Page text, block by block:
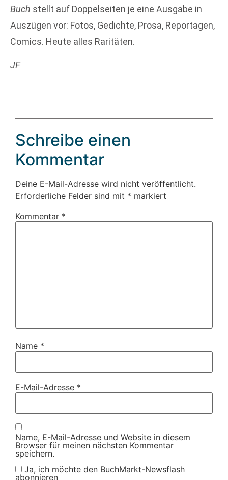
Buch stellt auf Doppelseiten je eine Ausgabe in
Auszügen vor: Fotos, Gedichte, Prosa, Reportagen,
Comics. Heute alles Raritäten.
JF
Schreibe einen
Kommentar
Deine E-Mail-Adresse wird nicht veröffentlicht.
Erforderliche Felder sind mit * markiert
Kommentar *
Name *
E-Mail-Adresse *
Name, E-Mail-Adresse und Website in diesem
Browser für meinen nächsten Kommentar
speichern.
Ja, ich möchte den BuchMarkt-Newsflash
abonnieren